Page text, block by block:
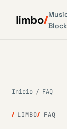
limbo
Inicio / FAQ
LIMBO FAQ